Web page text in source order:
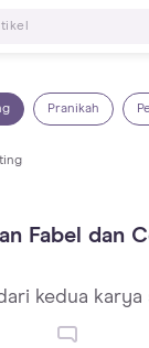
Selanjutnya
Pranikah
Fabel dan
kedua karya